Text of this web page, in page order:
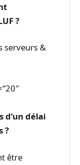
?
serveurs &
d’un délai
?
être